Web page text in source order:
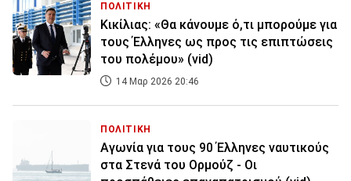
ΠΟΛΙΤΙΚΗ
Κικίλιας: «Θα κάνουμε ό,τι μπορούμε για
τους Έλληνες ως προς τις επιπτώσεις
του πολέμου» (vid)
14 Μαρ 2026 20:46
ΠΟΛΙΤΙΚΗ
Αγωνία για τους 90 Έλληνες ναυτικούς
στα Στενά του Ορμούζ - Οι